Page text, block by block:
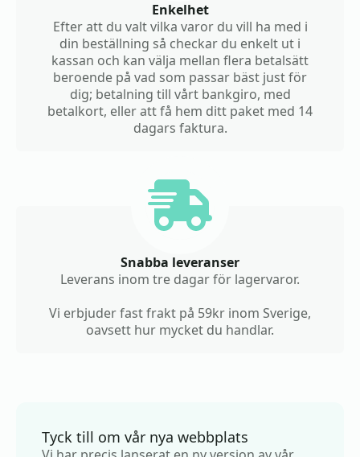
Enkelhet
Efter att du valt vilka varor du vill ha med i
din beställning så checkar du enkelt ut i
kassan och kan välja mellan flera betalsätt
beroende på vad som passar bäst just för
dig; betalning till vårt bankgiro, med
betalkort, eller att få hem ditt paket med 14
dagars faktura.
Snabba leveranser
Leverans inom tre dagar för lagervaror.
Vi erbjuder fast frakt på 59kr inom Sverige,
oavsett hur mycket du handlar.
Tyck till om vår nya webbplats